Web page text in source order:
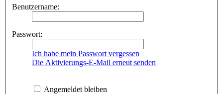
Benutzername:
Passwort:
Ich habe mein Passwort vergessen
Die Aktivierungs-E-Mail erneut senden
Angemeldet bleiben